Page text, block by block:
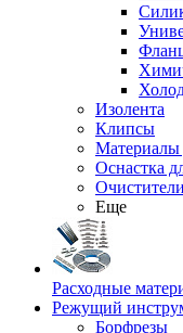
Изолента
Клипсы
Материалы
Оснастка
Еще
Расходные
Режущий
Борфрезы